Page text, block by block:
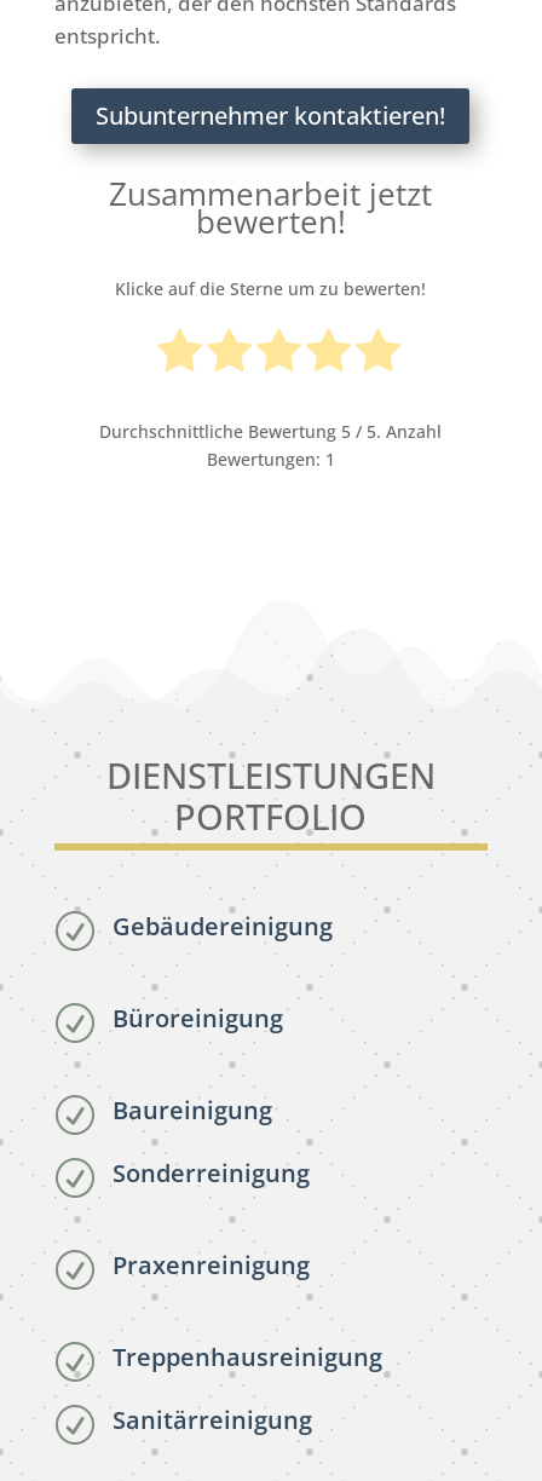
entspricht.
Subunternehmer kontaktieren!
Zusammenarbeit jetzt
bewerten!
Klicke auf die Sterne um zu bewerten!
Durchschnittliche Bewertung 5 / 5. Anzahl
Bewertungen: 1
DIENSTLEISTUNGEN
PORTFOLIO
R Gebäudereinigung
R Büroreinigung
R Baureinigung
R Sonderreinigung
R Praxenreinigung
R Treppenhausreinigung
R Sanitärreinigung